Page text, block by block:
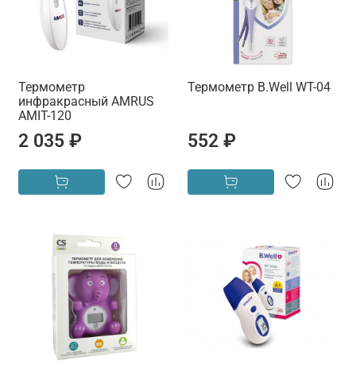
Термометр
инфракрасный AMRUS
AMIT-120
2 035 ₽
Термометр B.Well WT-04
552 ₽